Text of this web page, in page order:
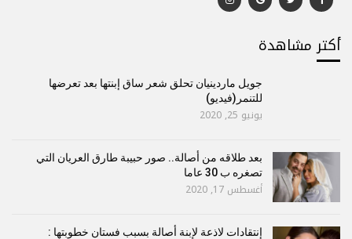
أكتر مشاهدة
جويل ماردينيان تحلق شعر ساق إبنتها بعد تعرضها
للتنمر(فيديو)
يونيو 25, 2020
بعد طلاقه من أصالة.. صور حبيبة طارق العريان التي
تصغره ب 30 عاما
أغسطس 17, 2020
إنتقادات لاذعة لإبنة أصالة بسبب فستان خطوبتها :